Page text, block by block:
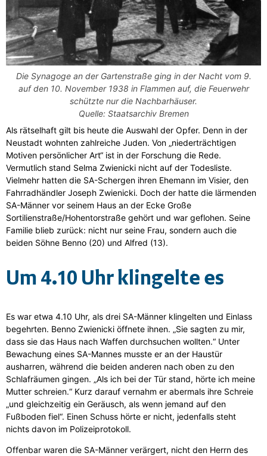
Die Synagoge an der Gartenstraße ging in der Nacht vom 9.
auf den 10. November 1938 in Flammen auf, die Feuerwehr
schützte nur die Nachbarhäuser.
Quelle: Staatsarchiv Bremen
Als rätselhaft gilt bis heute die Auswahl der Opfer. Denn in der
Neustadt wohnten zahlreiche Juden. Von „niederträchtigen
Motiven persönlicher Art“ ist in der Forschung die Rede.
Vermutlich stand Selma Zwienicki nicht auf der Todesliste.
Vielmehr hatten die SA-Schergen ihren Ehemann im Visier, den
Fahrradhändler Joseph Zwienicki. Doch der hatte die lärmenden
SA-Männer vor seinem Haus an der Ecke Große
Sortilienstraße/Hohentorstraße gehört und war geflohen. Seine
Familie blieb zurück: nicht nur seine Frau, sondern auch die
beiden Söhne Benno (20) und Alfred (13).
Um 4.10 Uhr klingelte es
Es war etwa 4.10 Uhr, als drei SA-Männer klingelten und Einlass
begehrten. Benno Zwienicki öffnete ihnen. „Sie sagten zu mir,
dass sie das Haus nach Waffen durchsuchen wollten.“ Unter
Bewachung eines SA-Mannes musste er an der Haustür
ausharren, während die beiden anderen nach oben zu den
Schlafräumen gingen. „Als ich bei der Tür stand, hörte ich meine
Mutter schreien.“ Kurz darauf vernahm er abermals ihre Schreie
„und gleichzeitig ein Geräusch, als wenn jemand auf den
Fußboden fiel“. Einen Schuss hörte er nicht, jedenfalls steht
nichts davon im Polizeiprotokoll.
Offenbar waren die SA-Männer verärgert, nicht den Herrn des